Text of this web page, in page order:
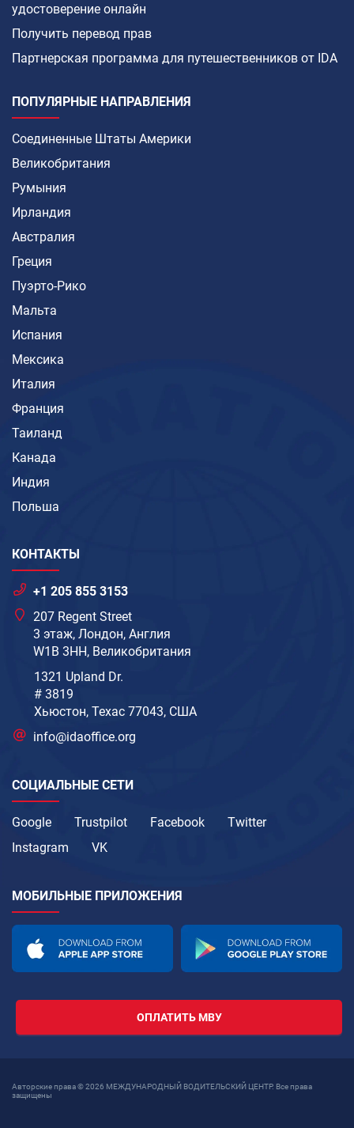
удостоверение онлайн
Получить перевод прав
Партнерская программа для путешественников от IDA
ПОПУЛЯРНЫЕ НАПРАВЛЕНИЯ
Соединенные Штаты Америки
Великобритания
Румыния
Ирландия
Австралия
Греция
Пуэрто-Рико
Мальта
Испания
Мексика
Италия
Франция
Таиланд
Канада
Индия
Польша
КОНТАКТЫ
+1 205 855 3153
207 Regent Street
3 этаж, Лондон, Англия
W1B 3HH, Великобритания
1321 Upland Dr.
# 3819
Хьюстон, Техас 77043, США
info@idaoffice.org
СОЦИАЛЬНЫЕ СЕТИ
Google Trustpilot Facebook
Twitter
Instagram
VK
МОБИЛЬНЫЕ ПРИЛОЖЕНИЯ
ОПЛАТИТЬ МВУ
Авторские права © 2026 МЕЖДУНАРОДНЫЙ ВОДИТЕЛЬСКИЙ ЦЕНТР. Все права
защищены